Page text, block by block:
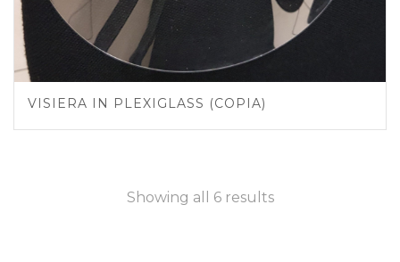
VISIERA IN PLEXIGLASS (COPIA)
Showing all 6 results